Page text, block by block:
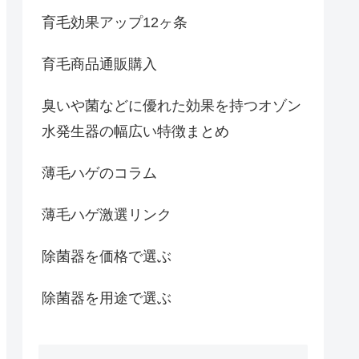
育毛効果アップ12ヶ条
育毛商品通販購入
臭いや菌などに優れた効果を持つオゾン
水発生器の幅広い特徴まとめ
薄毛ハゲのコラム
薄毛ハゲ激選リンク
除菌器を価格で選ぶ
除菌器を用途で選ぶ